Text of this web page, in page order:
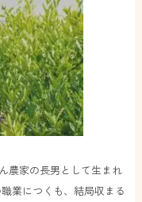
農家の長男として生まれ
業につくも、結局収まる